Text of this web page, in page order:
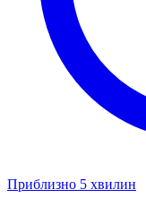
Приблизно 5 хвилин